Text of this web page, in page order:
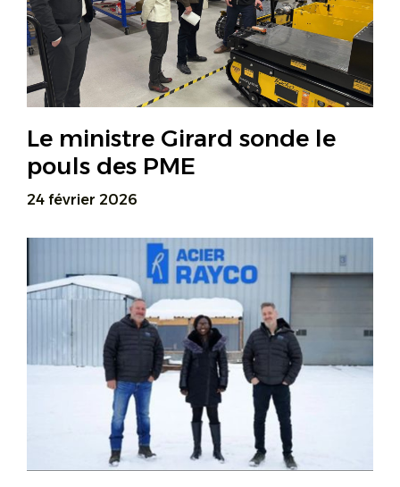
Le ministre Girard sonde le
pouls des PME
24 février 2026